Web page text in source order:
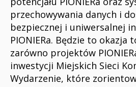
przechowywania danych i
bezpiecznej i uniwersalnej
PIONIERa. Będzie to okazja
zarówno projektów
inwestycji Miejskich Sieci
Wydarzenie, które